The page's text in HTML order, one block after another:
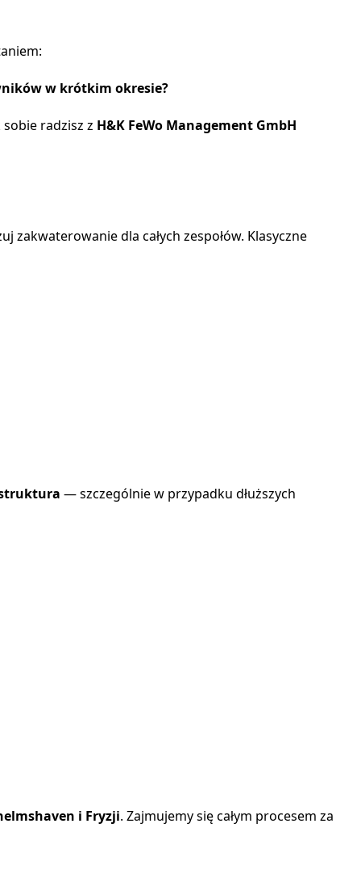
w krótkim okresie?
radzisz z H&K FeWo Management GmbH
zakwaterowanie dla całych zespołów. Klasyczne
— szczególnie w przypadku dłuższych
i Fryzji. Zajmujemy się całym procesem za